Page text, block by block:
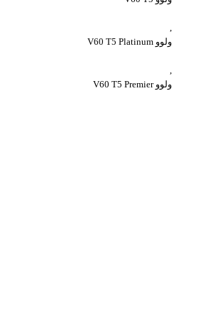
,
ولوو V60 T5 Platinum
,
ولوو V60 T5 Premier